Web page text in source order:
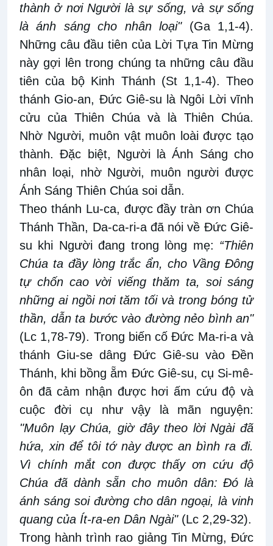
thành ở nơi Người là sự sống, và sự sống
là ánh sáng cho nhân loại"(Ga 1,1-4).
Những câu đầu tiên của Lời Tựa Tin Mừng
này gợi lên trong chúng ta những câu đầu
tiên của bộ Kinh Thánh (St 1,1-4). Theo
thánh Gio-an, Đức Giê-su là Ngôi Lời vĩnh
cửu của Thiên Chúa và là Thiên Chúa.
Nhờ Người, muôn vật muôn loài được tạo
thành. Đặc biệt, Người là Ánh Sáng cho
nhân loại, nhờ Người, muôn người được
Ánh Sáng Thiên Chúa soi dẫn.
Theo thánh Lu-ca, được đầy tràn ơn Chúa
Thánh Thần, Da-ca-ri-a đã nói về Đức Giê-
su khi Người đang trong lòng mẹ: “Thiên
Chúa ta đầy lòng trắc ẩn, cho Vầng Đông
tự chốn cao vời viếng thăm ta, soi sáng
những ai ngồi nơi tăm tối và trong bóng tử
thần, dẫn ta bước vào đường nẻo bình an"
(Lc 1,78-79). Trong biến cố Đức Ma-ri-a và
thánh Giu-se dâng Đức Giê-su vào Đền
Thánh, khi bồng ẵm Đức Giê-su, cụ Si-mê-
ôn đã cảm nhận được hơi ấm cứu độ và
cuộc đời cụ như vậy là mãn nguyện:
"Muôn lạy Chúa, giờ đây theo lời Ngài đã
hứa, xin để tôi tớ này được an bình ra đi.
Vì chính mắt con được thấy ơn cứu độ
Chúa đã dành sẵn cho muôn dân: Đó là
ánh sáng soi đường cho dân ngoại, là vinh
quang của Ít-ra-en Dân Ngài"(Lc 2,29-32).
Trong hành trình rao giảng Tin Mừng, Đức